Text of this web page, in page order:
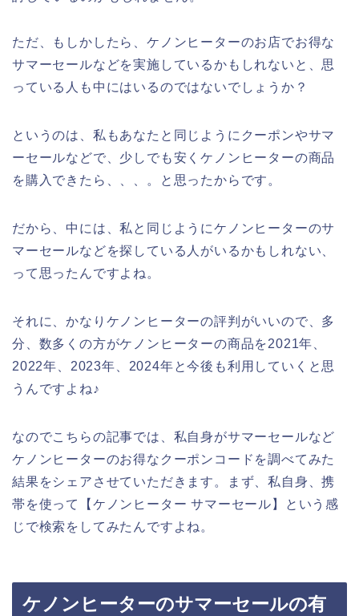
ただ、もしかしたら、ケノンヒーターのお店でお得な
サマーセールなどを実施しているかもしれないと、思
っている人も中にはいるのではないでしょうか？
というのは、私もあなたと同じようにクーポンやサマ
ーセールなどで、少しでも安くケノンヒーターの商品
を購入できたら、、、。と思ったからです。
だから、中には、私と同じようにケノンヒーターのサ
マーセールなどを探している人がいるかもしれない、
って思ったんですよね。
それに、かなりケノンヒーターの評判がいいので、多
分、数多くの方がケノンヒーターの商品を2021年、
2022年、2023年、2024年と今後も利用していくと思
うんですよね♪
なのでこちらの記事では、私自身がサマーセールなど
ケノンヒーターのお得なクーポンコードを調べてみた
結果をシェアさせていただきます。まず、私自身、携
帯を使って【ケノンヒーター サマーセール】という感
じで検索をしてみたんですよね。
ケノンヒーターのサマーセールの有